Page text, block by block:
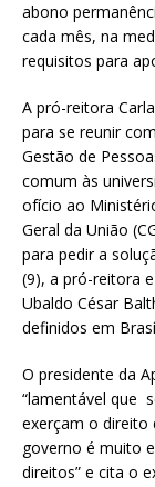
abono
cada mês, na
requisitos para
A pró-reitora
para se reunir
Gestão de
comum às
ofício ao
Geral da União
para pedir a
(9), a pró-reitora
Ubaldo César
definidos em
O presidente da
“lamentável que
exerçam o direito
governo é muito
direitos” e cita o